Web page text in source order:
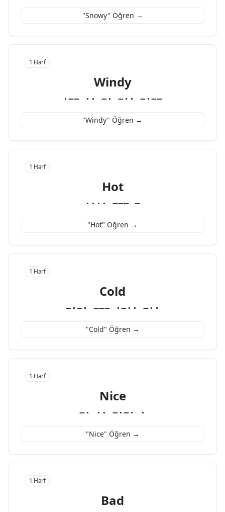
"Snowy" Öğren →
1 Harf
Windy
·−− ·· −· −·· −·−−
"Windy" Öğren →
1 Harf
Hot
···· −−− −
"Hot" Öğren →
1 Harf
Cold
−·−· −−− ·−·· −··
"Cold" Öğren →
1 Harf
Nice
−· ·· −·−· ·
"Nice" Öğren →
1 Harf
Bad